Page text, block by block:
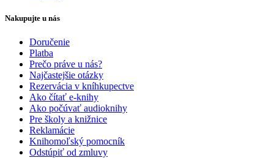
Nakupujte u nás
Doručenie
Platba
Prečo práve u nás?
Najčastejšie otázky
Rezervácia v kníhkupectve
Ako čítať e-knihy
Ako počúvať audioknihy
Pre školy a knižnice
Reklamácie
Knihomoľský pomocník
Odstúpiť od zmluvy